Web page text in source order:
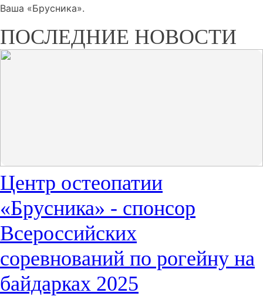
Ваша «Брусника».
ПОСЛЕДНИЕ НОВОСТИ
Центр остеопатии
«Брусника» - спонсор
Всероссийских
соревнований по рогейну на
байдарках 2025